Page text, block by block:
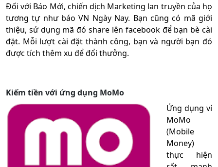
Đối với Báo Mới, chiến dịch Marketing lan truyền của họ
tương tự như báo VN Ngày Nay. Bạn cũng có mã giới
thiệu, sử dụng mã đó share lên facebook để bạn bè cài
đặt. Mỗi lượt cài đặt thành công, bạn và người bạn đó
được tích thêm xu để đổi thưởng.
Kiếm tiền với ứng dụng MoMo
Ứng dụng ví
MoMo
(Mobile
Money)
thực hiện